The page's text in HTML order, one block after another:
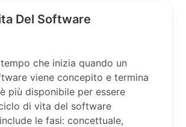
Del Software
che inizia quando un
viene concepito e termina
più disponibile per essere
di vita del software
le fasi: concettuale,